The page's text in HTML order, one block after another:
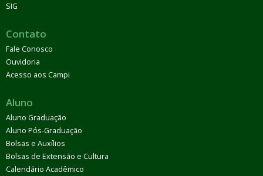
SIG
Contato
Fale Conosco
Ouvidoria
Acesso aos Campi
Aluno
Aluno Graduação
Aluno Pós-Graduação
Bolsas e Auxílios
Bolsas de Extensão e Cultura
Calendário Acadêmico